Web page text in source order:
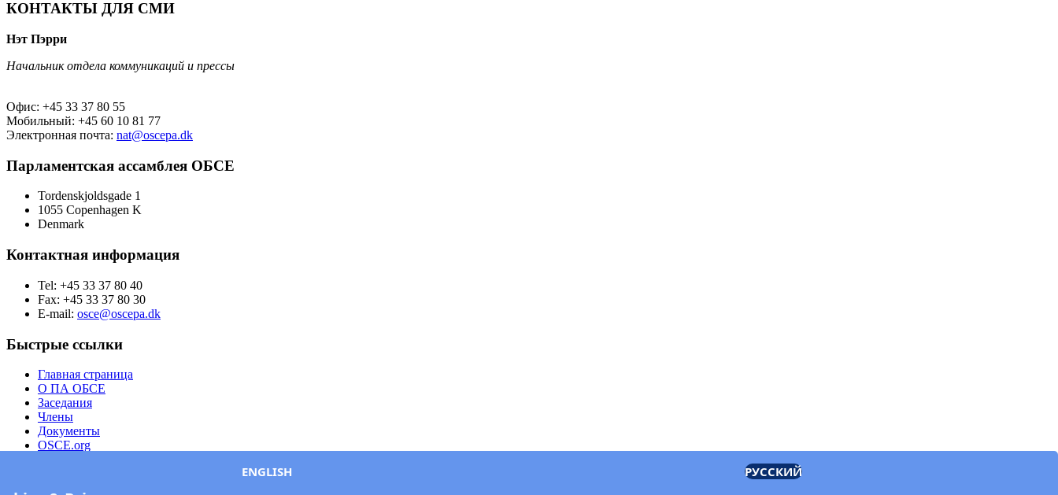
КОНТАКТЫ ДЛЯ СМИ
Нэт Пэрри
Начальник отдела коммуникаций и прессы
Офис: +45 33 37 80 55
Мобильный: +45 60 10 81 77
Электронная почта: nat@oscepa.dk
Парламентская ассамблея ОБСЕ
Tordenskjoldsgade 1
1055 Copenhagen K
Denmark
Контактная информация
Tel: +45 33 37 80 40
Fax: +45 33 37 80 30
E-mail: osce@oscepa.dk
Быстрые ссылки
Главная страница
О ПА ОБСЕ
Заседания
Члены
Документы
OSCE.org
ENGLISH РУССКИЙ